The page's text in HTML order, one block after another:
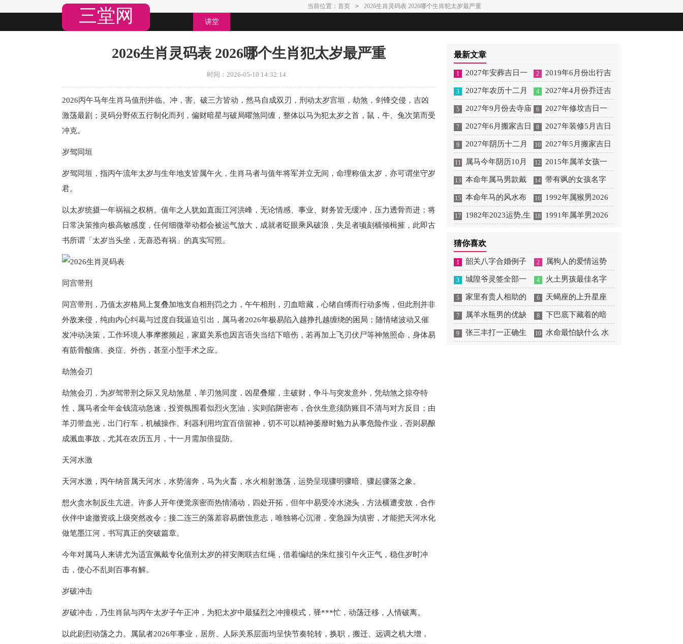
三堂网 讲堂
当前位置： 首页 > 2026生肖灵码表 2026哪个生肖犯太岁最严重
2026生肖灵码表 2026哪个生肖犯太岁最严重
时间：2026-05-10 14:32:14
2026丙午马年生肖马值刑并临。冲，害、破三方皆动，然马自成双刃，刑动太岁宫垣，劫煞，剑锋交侵，吉凶
激荡最剧；灵码分野依五行制化而列，偏财暗星与破局曜煞同缠，整体以马为犯太岁之首，鼠，牛、兔次第而受
冲克。
岁驾同垣
岁驾同垣，指丙午流年太岁与生年地支皆属午火，生肖马者与值年将军并立无间，命理称值太岁，亦可谓坐守岁
君。
以太岁统摄一年祸福之权柄。值年之人犹如直面江河洪峰，无论情感、事业、财务皆无缓冲，压力透骨而进；将
日常决策推向极高敏感度，任何细微举动都会被运气放大，成就者眨眼乘风破浪，失足者顷刻樯倾楫摧，此即古
书所谓「太岁当头坐，无喜恐有祸」的真实写照。
同宫带刑
同宫带刑，乃值太岁格局上复叠加地支自相刑罚之力，午午相刑，刃血暗藏，心绪自缚而行动多悔，但此刑并非
外敌来侵，纯由内心纠葛与过度自我逼迫引出，属马者2026年极易陷入越挣扎越缠绕的困局；随情绪波动又催
发冲动决策，工作环境人事摩擦频起，家庭关系也因言语失当结下暗伤，若再加上飞刃伏尸等神煞照命，身体易
有筋骨酸痛、炎症、外伤，甚至小型手术之应。
劫煞会刃
劫煞会刃，为岁驾带刑之际又见劫煞星，羊刃煞同度，凶星叠耀，主破财，争斗与突发意外，凭劫煞之掠夺特
性，属马者全年金钱流动急速，投资氛围看似烈火烹油，实则陷阱密布，合伙生意须防账目不清与对方反目；由
羊刃带血光，出门行车，机械操作、利器利用均宜百倍留神，切不可以精神萎靡时勉力从事危险作业，否则易酿
成溅血事故，尤其在农历五月，十一月需加倍提防。
天河水激
天河水激，丙午纳音属天河水，水势湍奔，马为火畜，水火相射激荡，运势呈现骤明骤暗、骤起骤落之象。
想火贪水制反生亢进。许多人开年便觉亲密而热情涌动，四处开拓，但年中易受冷水浇头，方法横遭变故，合作
伙伴中途撤资或上级突然改令；接二连三的落差容易磨蚀意志，唯独将心沉潜，变急躁为缜密，才能把天河水化
做笔墨江河，书写真正的突破篇章。
今年对属马人来讲尤为适宜佩戴专化值刑太岁的祥安阁联吉红绳，借着编结的朱红接引午火正气，稳住岁时冲
击，使心不乱则百事有解。
岁破冲击
岁破冲击，乃生肖鼠与丙午太岁子午正冲，为犯太岁中最猛烈之冲撞模式，驿***忙，动荡迁移，人情破离。
以此剧烈动荡之力。属鼠者2026年事业，居所、人际关系层面均呈快节奏轮转，换职，搬迁、远调之机大增，
最新文章
1 2027年安葬吉日一
览表 2027年12月安葬吉
日一览表
2 2019年6月份出行吉
日 2027年6月出行吉日
一览表
3 2027年农历十二月
安床吉日 2027年正月安
床吉日吉时查询
4 2027年4月份乔迁吉
日一览表 2027年4月乔
迁吉日吉时查询
5 2027年9月份去寺庙
祈福的日子 2027年5月
去寺庙吉日一览表
6 2027年修坟吉日一
览表 2027年农历2月修
坟吉日一览表
7 2027年6月搬家吉日
吉时 2027年农历6月搬
家吉日一览表
8 2027年装修5月吉日
良辰查询表 2027年农历
5月装修吉日一览表
9 2027年阴历十二月
开光吉日 2027年12月开
光吉日一览表
10 2027年5月搬家吉日
的详细解释 2027年5月
搬家吉日吉时查询
11 属马今年阴历10月
结婚好吗 属马还有几年
本命年结婚呢好吗
12 2015年属羊女孩一
生运势 2015年属羊女
2026年健康运好吗
13 本命年属马男款戴
什么财神 本命年属马男
士戴什么好一点
14 带有飒的女孩名字
女孩取名字带飒字有什
么名字好听
15 本命年马的风水布
局 本命年马的佛像怎么
16 1992年属猴男2026
年桃花运 1992年属猴男
17 1982年2023运势,生 18 1991年属羊男2026
猜你喜欢
1 韶关八字合婚例子
多吗 韶关八字测风水
2 属狗人的爱情运势
是什么意思 属狗的人爱
情观
3 城隍爷灵签全部一
百签 城隍爷灵签解签大
全
4 火土男孩最佳名字
火土属性的字男孩名字
有哪些
5 家里有贵人相助的
风水 家里有贵人是什么
意思
6 天蝎座的上升星座
一览表 天蝎座的上升星
座查询
7 属羊水瓶男的优缺
点 属羊水瓶座男生性格
8 下巴底下藏着的暗
痣图解 下巴尖底下有痣
9 张三丰打一正确生 10 水命最怕缺什么 水